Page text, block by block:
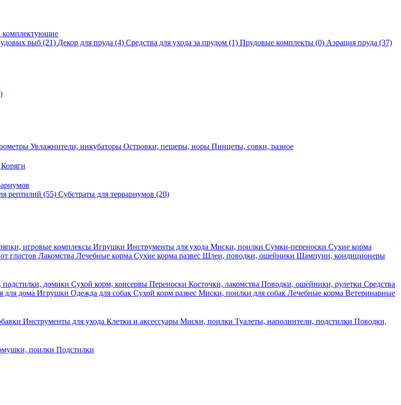
комплектующие
рыб (21) Декор для пруда (4) Средства для ухода за прудом (1) Прудовые комплекты (0) Аэрация пруда (37)
Увлажнители, инкубаторы Островки, пещеры, норы Пинцеты, совки, разное
Коряги
рептилий (55) Субстраты для террариумов (20)
игровые комплексы Игрушки Инструменты для ухода Миски, поилки Сумки-переноски Сухие корма
глистов Лакомства Лечебные корма Сухие корма развес Шлеи, поводки, ошейники Шампуни, кондиционеры
домики Сухой корм, консервы Переноски Косточки, лакомства Поводки, ошейники, рулетки Средства
для дома Игрушки Одежда для собак Сухой корм развес Миски, поилки для собак Лечебные корма Ветеринарные
Инструменты для ухода Клетки и аксессуары Миски, поилки Туалеты, наполнители, подстилки Поводки,
поилки Подстилки